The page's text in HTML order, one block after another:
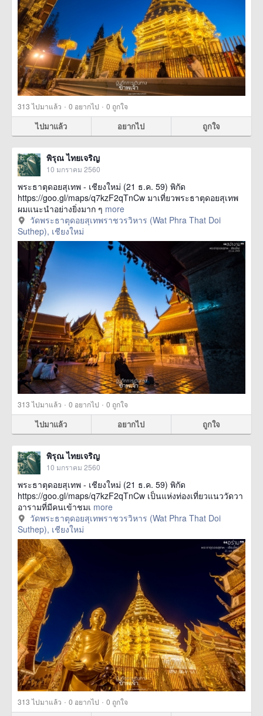
313ไปมาแล้ว · 0 อยากไป · 0 ถูกใจ
ไปมาแล้ว อยากไป ถูกใจ
พิรุณ ไทยเจริญ
10 มกราคม 2560
พระธาตุดอยสุเทพ - เชียงใหม่ (21 ธ.ค. 59) พิกัด
https://goo.gl/maps/q7kzF2qTnCw มาเที่ยวพระธาตุดอยสุเทพ
ผมแนะนำอย่างยิ่งมาก ๆ more
วัดพระธาตุดอยสุเทพราชวรวิหาร (Wat Phra That Doi
Suthep), เชียงใหม่
313ไปมาแล้ว · 0 อยากไป · 0 ถูกใจ
ไปมาแล้ว อยากไป ถูกใจ
พิรุณ ไทยเจริญ
10 มกราคม 2560
พระธาตุดอยสุเทพ - เชียงใหม่ (21 ธ.ค. 59) พิกัด
https://goo.gl/maps/q7kzF2qTnCw เป็นแห่งท่องเที่ยวแนววัดวา
อารามที่มีคนเข้าชมเ more
วัดพระธาตุดอยสุเทพราชวรวิหาร (Wat Phra That Doi
Suthep), เชียงใหม่
313ไปมาแล้ว · 0 อยากไป · 0 ถูกใจ